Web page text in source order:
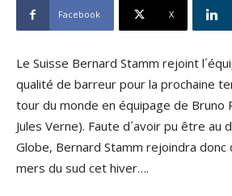
Facebook X
Le Suisse Bernard Stamm rejoint
qualité de barreur pour la prochaine
tour du monde en équipage de Bruno
Jules Verne). Faute d´avoir pu être au
Globe, Bernard Stamm rejoindra donc
mers du sud cet hiver….